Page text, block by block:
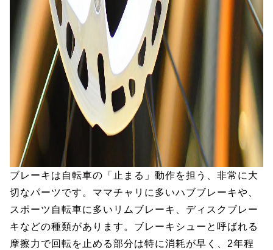
ブレーキは自転車の「止まる」動作を担う、非常に大
切なパーツです。ママチャリに多いハブブレーキや、
スポーツ自転車に多いリムブレーキ、ディスクブレー
キなどの種類があります。ブレーキシューと呼ばれる
摩擦力で回転を止める部分は特に消耗が早く、2年程